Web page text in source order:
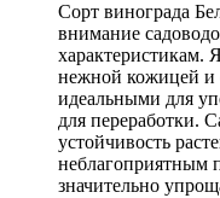
Сорт винограда
внимание
характеристикам.
нежной кожицей и
идеальными для
для переработки.
устойчивость
неблагоприятным
значительно